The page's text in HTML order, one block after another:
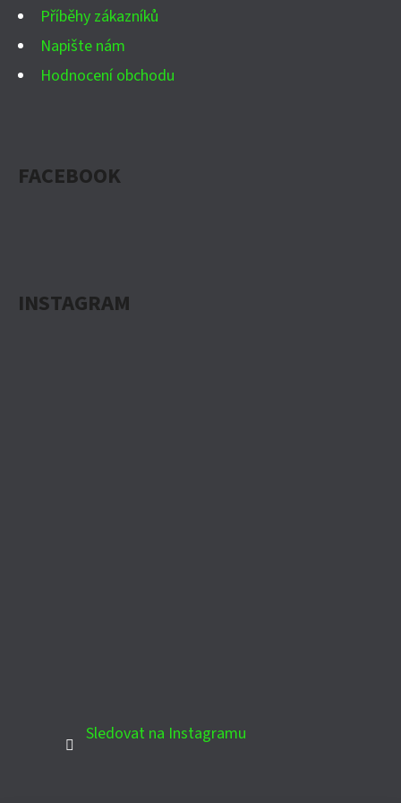
Příběhy zákazníků
Napište nám
Hodnocení obchodu
FACEBOOK
INSTAGRAM
Sledovat na Instagramu